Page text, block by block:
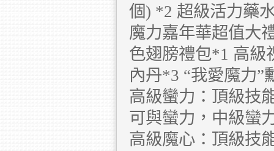
個) *2 超級活力藥
魔力嘉年華超值大
色翅膀禮包*1 高級
內丹*3 “我愛魔力
高級蠻力：頂級技
可與蠻力，中級蠻
高級魔心：頂級技